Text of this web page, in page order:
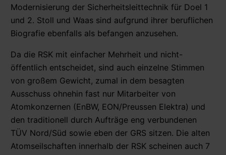
Modernisierung der Sicherheitsleittechnik für Doel 1
und 2. Stoll und Waas sind aufgrund ihrer beruflichen
Biografie ebenfalls als befangen anzusehen.
Da die RSK mit einfacher Mehrheit und nicht-
öffentlich entscheidet, sind auch einzelne Stimmen
von großem Gewicht, zumal in dem besagten
Ausschuss ohnehin fast nur Mitarbeiter von
Atomkonzernen (EnBW, EON/Preussen Elektra) und
den traditionell durch Aufträge eng verbundenen
TÜV Nord/Süd sowie eben der GRS sitzen. Die alten
Atomseilschaften innerhalb der RSK scheinen auch 7